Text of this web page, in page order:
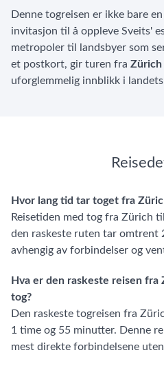
Denne togreisen er ikke bare
invitasjon til å oppleve Sveits'
metropoler til landsbyer som
et postkort, gir turen fra Zürich
uforglemmelig innblikk i
Hvor lang tid tar toget fra
Reisetiden med tog fra Zürich
den raskeste ruten tar omtrent
avhengig av forbindelser og
Hva er den raskeste reisen
tog?
Den raskeste togreisen fra
1 time og 55 minutter. Denne
mest direkte forbindelsene